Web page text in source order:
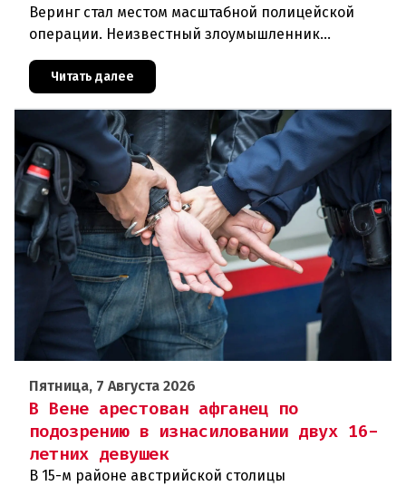
Веринг стал местом масштабной полицейской
операции. Неизвестный злоумышленник
совершил вооружённое нападение на филиал
знаменитого аукционного дома Dorotheu
Читать далее
Пятница, 7 Августа 2026
В Вене арестован афганец по
подозрению в изнасиловании двух 16-
летних девушек
В 15-м районе австрийской столицы